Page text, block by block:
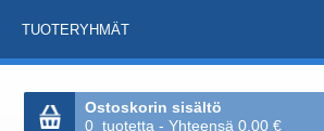
TUOTERYHMÄT
Ostoskorin sisältö
0 tuotetta - Yhteensä 0.00 €